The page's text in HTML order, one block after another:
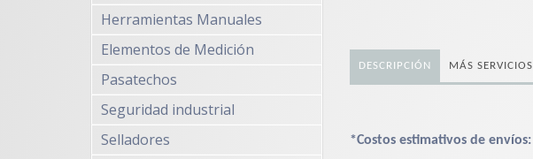
Herramientas Manuales
Elementos de Medición
Pasatechos
Seguridad industrial
Selladores
DESCRIPCIÓN MÁS SERVICIOS
*Costos estimativos de envíos: